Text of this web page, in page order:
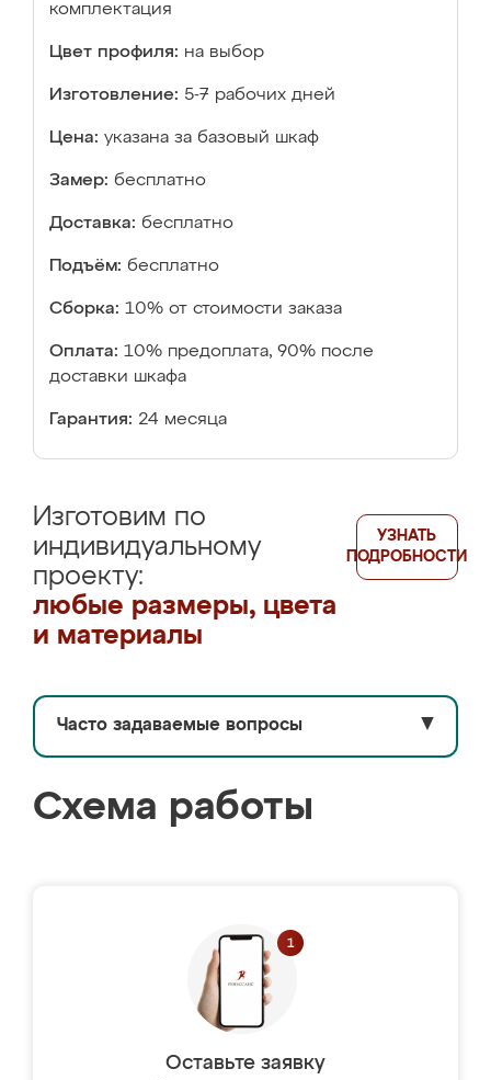
комплектация
Цвет профиля: на выбор
Изготовление: 5-7 рабочих дней
Цена: указана за базовый шкаф
Замер: бесплатно
Доставка: бесплатно
Подъём: бесплатно
Сборка: 10% от стоимости заказа
Оплата: 10% предоплата, 90% после
доставки шкафа
Гарантия: 24 месяца
Изготовим по
индивидуальному
проекту:
любые размеры, цвета
и материалы
УЗНАТЬ
ПОДРОБНОСТИ
Часто задаваемые вопросы ▼
Схема работы
Оставьте заявку